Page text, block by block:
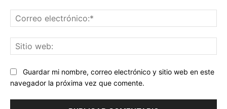
Guardar mi nombre, correo electrónico y sitio web en este
navegador la próxima vez que comente.